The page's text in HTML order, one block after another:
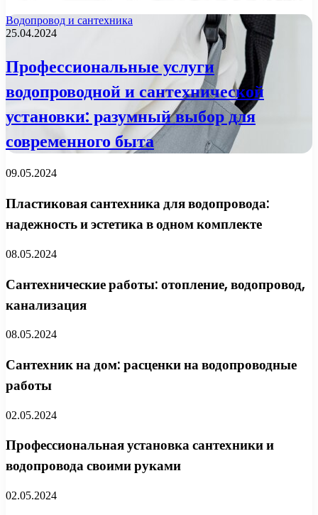
Водопровод и сантехника
25.04.2024
Профессиональные услуги
водопроводной и сантехнической
установки: разумный выбор для
современного быта
09.05.2024
Пластиковая сантехника для водопровода:
надежность и эстетика в одном комплекте
08.05.2024
Сантехнические работы: отопление, водопровод,
канализация
08.05.2024
Сантехник на дом: расценки на водопроводные
работы
02.05.2024
Профессиональная установка сантехники и
водопровода своими руками
02.05.2024